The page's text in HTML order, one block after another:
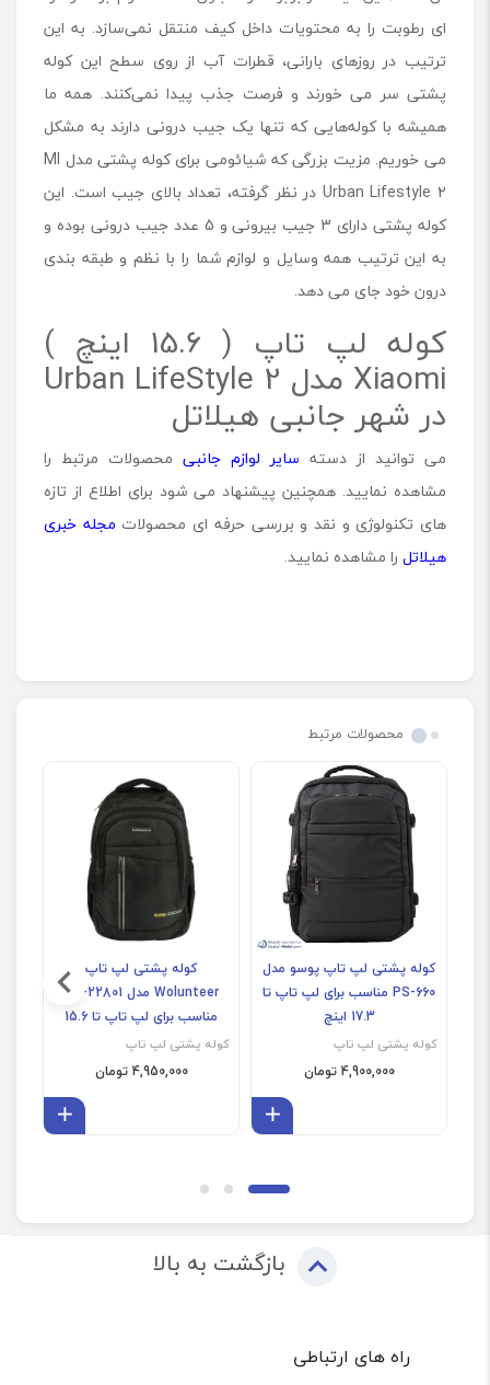
ای رطوبت را به محتویات داخل کیف منتقل نمی‌سازد. به این
ترتیب در روزهای بارانی، قطرات آب از روی سطح این کوله
پشتی سر می خورند و فرصت جذب پیدا نمی‌کنند. همه ما
همیشه با کوله‌هایی که تنها یک جیب درونی دارند به مشکل
می خوریم. مزیت بزرگی که شیائومی برای کوله پشتی مدل MI
Urban Lifestyle 2 در نظر گرفته، تعداد بالای جیب است. این
کوله پشتی دارای 3 جیب بیرونی و 5 عدد جیب درونی بوده و
به این ترتیب همه وسایل و لوازم شما را با نظم و طبقه بندی
درون خود جای می دهد.
کوله لپ تاپ ( 15.6 اینچ )
Xiaomi مدل Urban LifeStyle 2
در شهر جانبی هیلاتل
می توانید از دسته سایر لوازم جانبی محصولات مرتبط را
مشاهده نمایید. همچنین پیشنهاد می شود برای اطلاع از تازه
های تکنولوژی و نقد و بررسی حرفه ای محصولات مجله خبری
هیلاتل را مشاهده نمایید.
محصولات مرتبط
کوله پشتی لپ تاپ پوسو مدل
PS-660 مناسب برای لپ تاپ تا
17.3 اینچ
کوله پشتی لپ تاپ
4,900,000 تومان
کوله پشتی لپ تاپ
Wolunteer مدل MJ-22801
مناسب برای لپ تاپ تا 15.6
اینچ
کوله پشتی لپ تاپ
4,950,000 تومان
بازگشت به بالا
راه های ارتباطی